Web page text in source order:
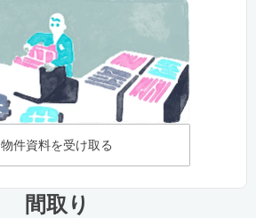
物件資料を受け取る
間取り